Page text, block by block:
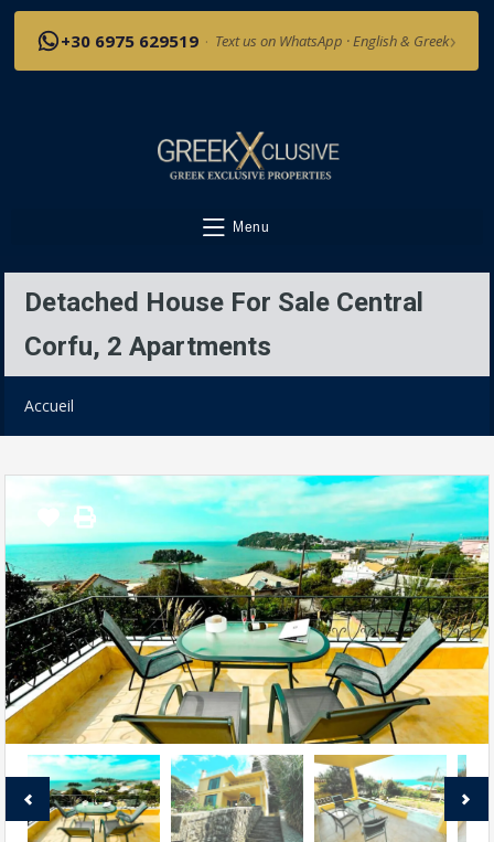
+30 6975 629519 · Text us on WhatsApp · English & Greek›
Menu
Detached House For Sale Central
Corfu, 2 Apartments
Accueil